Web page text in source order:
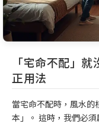
「宅命不配」
正用法
當宅命不配時，風水
本」。 這時，我們必須